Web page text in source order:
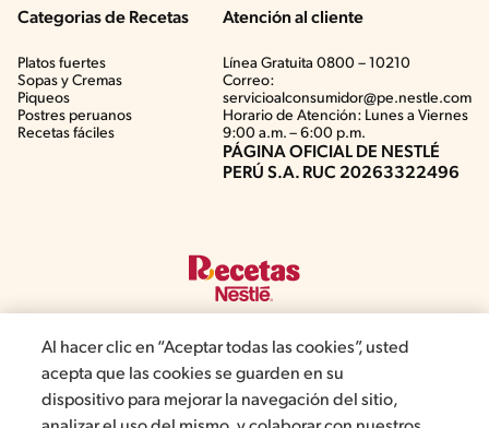
Categorias de Recetas
Platos fuertes
Sopas y Cremas
Piqueos
Postres peruanos
Recetas fáciles
Atención al cliente
Línea Gratuita 0800 – 10210
Correo:
servicioalconsumidor@pe.nestle.com
Horario de Atención: Lunes a Viernes
9:00 a.m. – 6:00 p.m.
PÁGINA OFICIAL DE NESTLÉ
PERÚ S.A. RUC 20263322496
©2019, Nestlé. Marcas registradas por Société del Produits Nestlé,
S.A. Vevey (Suiza)
Al hacer clic en “Aceptar todas las cookies”, usted
acepta que las cookies se guarden en su
dispositivo para mejorar la navegación del sitio,